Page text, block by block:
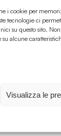
i cookie per
tecnologie ci
su questo sito. Non
alcune
Visualizza le